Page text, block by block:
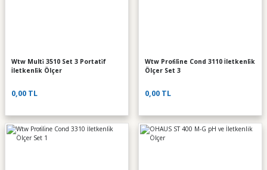
Wtw Multi̇ 3510 Set 3 Portati̇f
İletkenli̇k Ölçer
0,00 TL
Wtw Profi̇li̇ne Cond 3110 İletkenli̇k
Ölçer Set 3
0,00 TL